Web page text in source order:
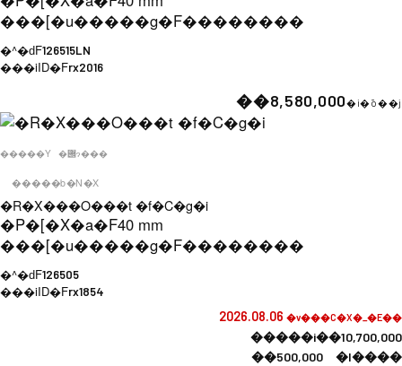
���[�u�����g�F��������
�^�ԁF126515LN
���iID�Frx2016
��8,580,000�i�ō��j
�����Y �݌ɂ���
�����b�N�X
�R�X���O���t �f�C�g�i
�P�[�X�a�F40 mm
���[�u�����g�F��������
�^�ԁF126505
���iID�Frx1854
2026.08.06 �v���C�X�_�E��
�����i��10,700,000
��500,000 �l����